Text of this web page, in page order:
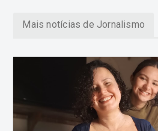
Mais notícias de Jornalismo